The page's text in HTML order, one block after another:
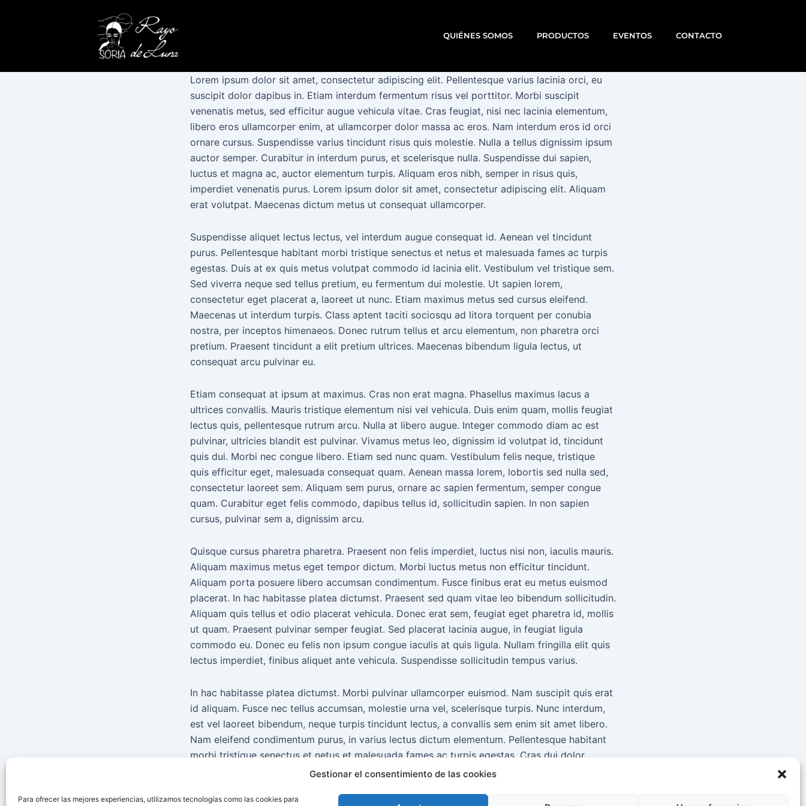
Gestionar el consentimiento de las cookies
Para ofrecer las mejores experiencias, utilizamos tecnologías como las cookies para
QUIÉNES SOMOS PRODUCTOS EVENTOS CONTACTO
Lorem ipsum dolor sit amet, consectetur adipiscing elit. Pellentesque varius lacinia orci, eu
suscipit dolor dapibus in. Etiam interdum fermentum risus vel porttitor. Morbi suscipit
venenatis metus, sed efficitur augue vehicula vitae. Cras feugiat, nisi nec lacinia elementum,
libero eros ullamcorper enim, at ullamcorper dolor massa ac eros. Nam interdum eros id orci
ornare cursus. Suspendisse varius tincidunt risus quis molestie. Nulla a tellus dignissim ipsum
auctor semper. Curabitur in interdum purus, et scelerisque nulla. Suspendisse dui sapien,
luctus et magna ac, auctor elementum turpis. Aliquam eros nibh, semper in risus quis,
imperdiet venenatis purus. Lorem ipsum dolor sit amet, consectetur adipiscing elit. Aliquam
erat volutpat. Maecenas dictum metus ut consequat ullamcorper.
Suspendisse aliquet lectus lectus, vel interdum augue consequat id. Aenean vel tincidunt
purus. Pellentesque habitant morbi tristique senectus et netus et malesuada fames ac turpis
egestas. Duis at ex quis metus volutpat commodo id lacinia elit. Vestibulum vel tristique sem.
Sed viverra neque sed tellus pretium, eu fermentum dui molestie. Ut sapien lorem,
consectetur eget placerat a, laoreet ut nunc. Etiam maximus metus sed cursus eleifend.
Maecenas ut interdum turpis. Class aptent taciti sociosqu ad litora torquent per conubia
nostra, per inceptos himenaeos. Donec rutrum tellus et arcu elementum, non pharetra orci
pretium. Praesent tincidunt a elit pretium ultrices. Maecenas bibendum ligula lectus, ut
consequat arcu pulvinar eu.
Etiam consequat at ipsum at maximus. Cras non erat magna. Phasellus maximus lacus a
ultrices convallis. Mauris tristique elementum nisi vel vehicula. Duis enim quam, mollis feugiat
lectus quis, pellentesque rutrum arcu. Nulla at libero augue. Integer commodo diam ac est
pulvinar, ultricies blandit est pulvinar. Vivamus metus leo, dignissim id volutpat id, tincidunt
quis dui. Morbi nec congue libero. Etiam sed nunc quam. Vestibulum felis neque, tristique
quis efficitur eget, malesuada consequat quam. Aenean massa lorem, lobortis sed nulla sed,
consectetur laoreet sem. Aliquam sem purus, ornare ac sapien fermentum, semper congue
quam. Curabitur eget felis commodo, dapibus tellus id, sollicitudin sapien. In non sapien
cursus, pulvinar sem a, dignissim arcu.
Quisque cursus pharetra pharetra. Praesent non felis imperdiet, luctus nisi non, iaculis mauris.
Aliquam maximus metus eget tempor dictum. Morbi luctus metus non efficitur tincidunt.
Aliquam porta posuere libero accumsan condimentum. Fusce finibus erat eu metus euismod
placerat. In hac habitasse platea dictumst. Praesent sed quam vitae leo bibendum sollicitudin.
Aliquam quis tellus et odio placerat vehicula. Donec erat sem, feugiat eget pharetra id, mollis
ut quam. Praesent pulvinar semper feugiat. Sed placerat lacinia augue, in feugiat ligula
commodo eu. Donec eu felis non ipsum congue iaculis at quis ligula. Nullam fringilla elit quis
lectus imperdiet, finibus aliquet ante vehicula. Suspendisse sollicitudin tempus varius.
In hac habitasse platea dictumst. Morbi pulvinar ullamcorper euismod. Nam suscipit quis erat
id aliquam. Fusce nec tellus accumsan, molestie urna vel, scelerisque turpis. Nunc interdum,
est vel laoreet bibendum, neque turpis tincidunt lectus, a convallis sem enim sit amet libero.
Nam eleifend condimentum purus, in varius lectus dictum elementum. Pellentesque habitant
morbi tristique senectus et netus et malesuada fames ac turpis egestas. Cras dui dolor,
sodales eget suscipit sed, elementum dictum diam. Maecenas in dignissim erat. Suspendisse
ante ipsum primis in faucibus orci luctus et ultrices posuere cubilia curae; Pellentesque